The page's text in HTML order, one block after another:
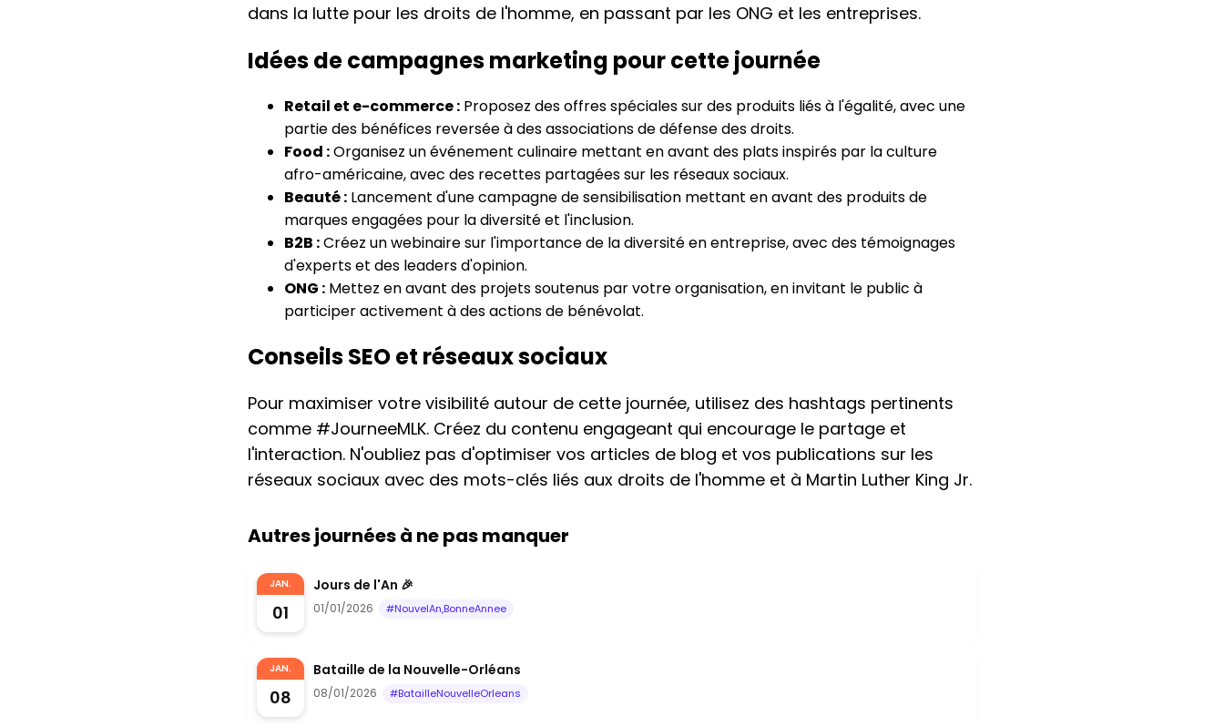
dans la lutte pour les droits de l'homme, en passant par les ONG et les entreprises.
Idées de campagnes marketing pour cette journée
Retail et e-commerce : Proposez des offres spéciales sur des produits liés à l'égalité, avec une
partie des bénéfices reversée à des associations de défense des droits.
Food :Organisez un événement culinaire mettant en avant des plats inspirés par la culture
afro-américaine, avec des recettes partagées sur les réseaux sociaux.
Beauté : Lancement d'une campagne de sensibilisation mettant en avant des produits de
marques engagées pour la diversité et l'inclusion.
B2B :Créez un webinaire sur l'importance de la diversité en entreprise, avec des témoignages
d'experts et des leaders d'opinion.
ONG : Mettez en avant des projets soutenus par votre organisation, en invitant le public à
participer activement à des actions de bénévolat.
Conseils SEO et réseaux sociaux
Pour maximiser votre visibilité autour de cette journée, utilisez des hashtags pertinents
comme #JourneeMLK. Créez du contenu engageant qui encourage le partage et
l'interaction. N'oubliez pas d'optimiser vos articles de blog et vos publications sur les
réseaux sociaux avec des mots-clés liés aux droits de l'homme et à Martin Luther King Jr.
Autres journées à ne pas manquer
JAN.
01
Jours de l'An 🎉
01/01/2026 #NouvelAn,BonneAnnee
JAN.
08
Bataille de la Nouvelle-Orléans
08/01/2026 #BatailleNouvelleOrleans